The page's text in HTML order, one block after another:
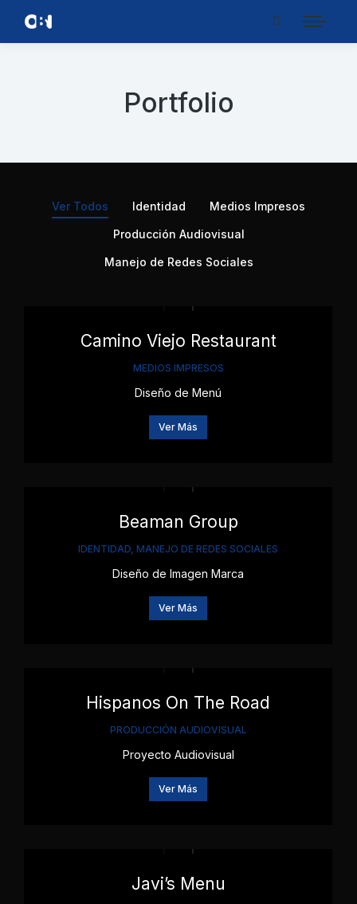
Portfolio
Ver Todos Identidad Medios Impresos
Producción Audiovisual
Manejo de Redes Sociales
Camino Viejo Restaurant
MEDIOS IMPRESOS
Diseño de Menú
Ver Más
Beaman Group
IDENTIDAD, MANEJO DE REDES SOCIALES
Diseño de Imagen Marca
Ver Más
Hispanos On The Road
PRODUCCIÓN AUDIOVISUAL
Proyecto Audiovisual
Ver Más
Javi’s Menu